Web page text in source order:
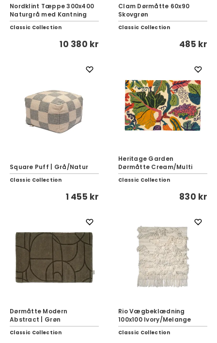
Nordklint Tæppe 300x400
Naturgrå med Kantning
Classic Collection
10 380 kr
Clam Dørmåtte 60x90
Skovgrøn
Classic Collection
485 kr
Square Puff | Grå/Natur
Classic Collection
1 455 kr
Heritage Garden
Dørmåtte Cream/Multi
Classic Collection
830 kr
Dørmåtte Modern
Abstract | Grøn
Classic Collection
Rio Vægbeklædning
100x100 Ivory/Melange
Classic Collection